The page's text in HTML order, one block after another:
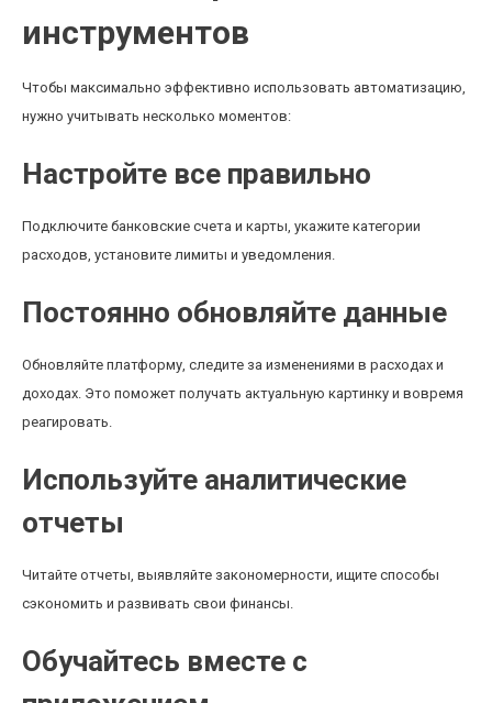
инструментов
Чтобы максимально эффективно использовать автоматизацию,
нужно учитывать несколько моментов:
Настройте все правильно
Подключите банковские счета и карты, укажите категории
расходов, установите лимиты и уведомления.
Постоянно обновляйте данные
Обновляйте платформу, следите за изменениями в расходах и
доходах. Это поможет получать актуальную картинку и вовремя
реагировать.
Используйте аналитические
отчеты
Читайте отчеты, выявляйте закономерности, ищите способы
сэкономить и развивать свои финансы.
Обучайтесь вместе с